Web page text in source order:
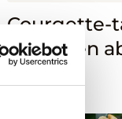
Courgette-
dadels en